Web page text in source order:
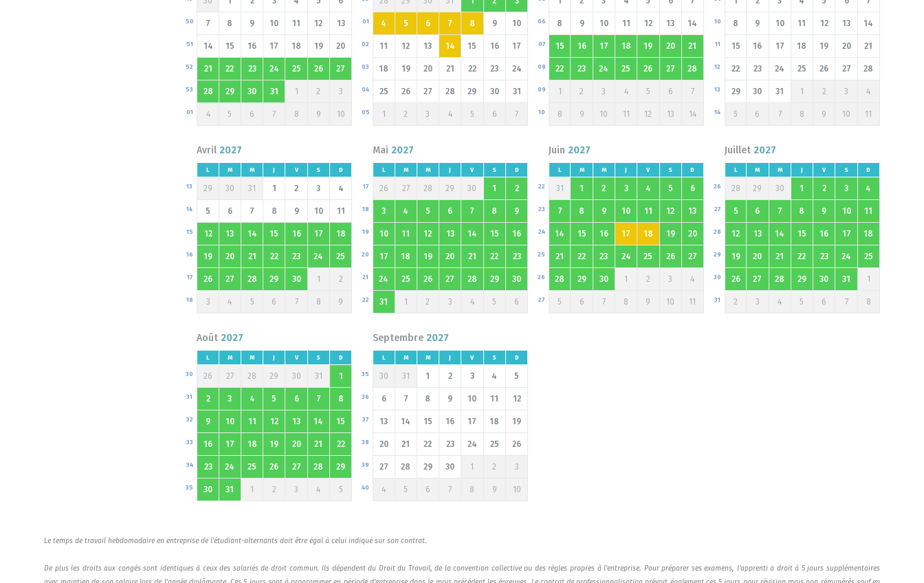
7
50 8 9 10 11 12 13
14
51 15 16 17 18 19 20
21
52 22 23 24 25 26 27
28
53 29 30 31 1 2 3
4
01 5 6 7 8 9 10
4
01 5 6 7 8 9 10
11
02 12 13 14 15 16 17
18
03 19 20 21 22 23 24
25
04 26 27 28 29 30 31
1
05 2 3 4 5 6 7
8
06 9 10 11 12 13 14
15
07 16 17 18 19 20 21
22
08 23 24 25 26 27 28
1
09 2 3 4 5 6 7
8
10 9 10 11 12 13 14
8
10 9 10 11 12 13 14
15
11 16 17 18 19 20 21
22
12 23 24 25 26 27 28
29
13 30 31 1 2 3 4
5
14 6 7 8 9 10 11
Avril 2027
L M M J V S D
29
13 30 31 1 2 3 4
5
14 6 7 8 9 10 11
12
15 13 14 15 16 17 18
19
16 20 21 22 23 24 25
26
17 27 28 29 30 1 2
3
18 4 5 6 7 8 9
Mai 2027
L M M J V S D
26
17 27 28 29 30 1 2
3
18 4 5 6 7 8 9
10
19 11 12 13 14 15 16
17
20 18 19 20 21 22 23
24
21 25 26 27 28 29 30
31
22 1 2 3 4 5 6
Juin 2027
L M M J V S D
31
22 1 2 3 4 5 6
7
23 8 9 10 11 12 13
14
24 15 16 17 18 19 20
21
25 22 23 24 25 26 27
28
26 29 30 1 2 3 4
5
27 6 7 8 9 10 11
Juillet 2027
L M M J V S D
28
26 29 30 1 2 3 4
5
27 6 7 8 9 10 11
12
28 13 14 15 16 17 18
19
29 20 21 22 23 24 25
26
30 27 28 29 30 31 1
2
31 3 4 5 6 7 8
Août 2027
L M M J V S D
26
30 27 28 29 30 31 1
2
31 3 4 5 6 7 8
9
32 10 11 12 13 14 15
16
33 17 18 19 20 21 22
23
34 24 25 26 27 28 29
30
35 31 1 2 3 4 5
Septembre 2027
L M M J V S D
30
35 31 1 2 3 4 5
6
36 7 8 9 10 11 12
13
37 14 15 16 17 18 19
20
38 21 22 23 24 25 26
27
39 28 29 30 1 2 3
4
40 5 6 7 8 9 10
Le temps de travail hebdomadaire en entreprise de l'étudiant-alternants doit être égal à celui indiqué sur son contrat.
De plus les droits aux congés sont identiques à ceux des salariés de droit commun. Ils dépendent du Droit du Travail, de la convention collective ou des règles propres à l’entreprise. Pour préparer ses examens, l’apprenti a droit à 5 jours supplémentaires